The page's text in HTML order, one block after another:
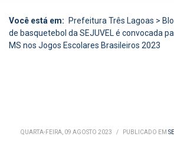
Você está em: Prefeitura Três Lagoas >
de basquetebol da SEJUVEL é convocada
MS nos Jogos Escolares Brasileiros 2023
QUARTA-FEIRA, 09 AGOSTO 2023 / PUBLICADO EM